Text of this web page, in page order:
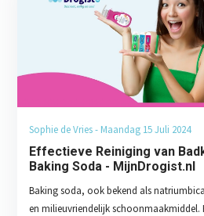
Sophie de Vries - Maandag 15 Juli 2024
Effectieve Reiniging van
Baking Soda - MijnDrogist.nl
Baking soda, ook bekend als
en milieuvriendelijk schoonmaakmiddel.